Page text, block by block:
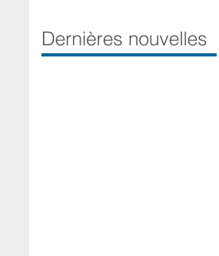
Dernières nouvelles